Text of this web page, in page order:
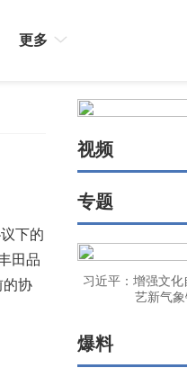
更多
下的
田品
的协
视频
专题
习近平：增强文
艺新气
爆料